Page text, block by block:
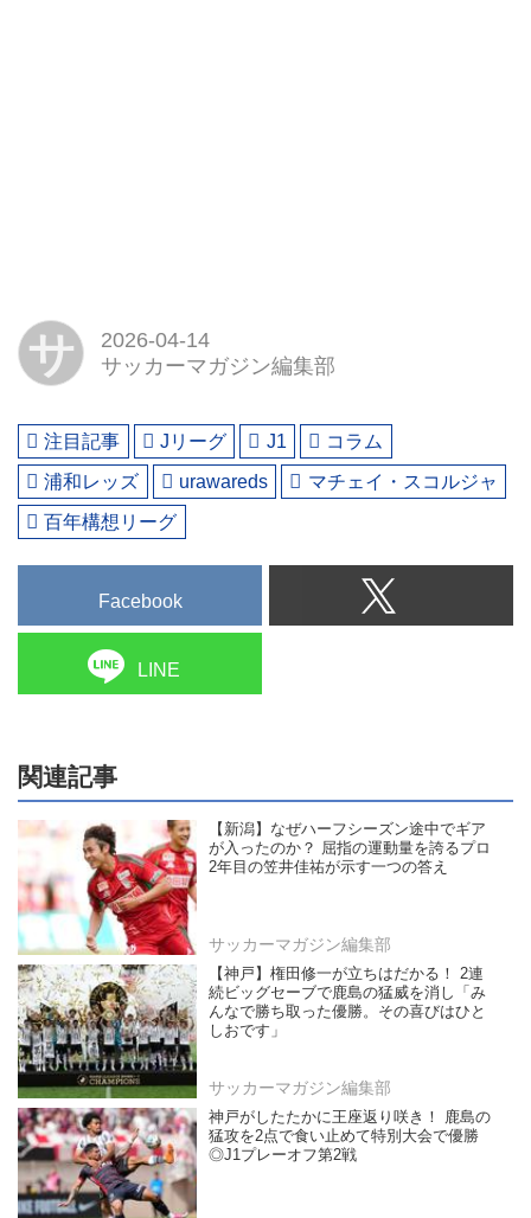
サ
2026-04-14
サッカーマガジン編集部
注目記事 Jリーグ J1
コラム
浦和レッズ
urawareds
マチェイ・スコルジャ
百年構想リーグ
Facebook
LINE
関連記事
【新潟】なぜハーフシーズン途中でギア
が入ったのか？ 屈指の運動量を誇るプロ
2年目の笠井佳祐が示す一つの答え
サッカーマガジン編集部
【神戸】権田修一が立ちはだかる！ 2連
続ビッグセーブで鹿島の猛威を消し「み
んなで勝ち取った優勝。その喜びはひと
しおです」
サッカーマガジン編集部
神戸がしたたかに王座返り咲き！ 鹿島の
猛攻を2点で食い止めて特別大会で優勝
◎J1プレーオフ第2戦